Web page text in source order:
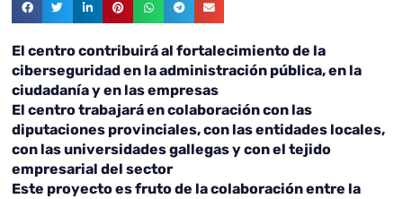
El centro contribuirá al fortalecimiento de la
ciberseguridad en la administración pública, en la
ciudadanía y en las empresas
El centro trabajará en colaboración con las
diputaciones provinciales, con las entidades locales,
con las universidades gallegas y con el tejido
empresarial del sector
Este proyecto es fruto de la colaboración entre la